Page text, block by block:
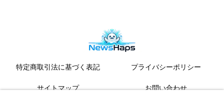
特定商取引法に基づく表記 プライバシーポリシー
サイトマップ お問い合わせ